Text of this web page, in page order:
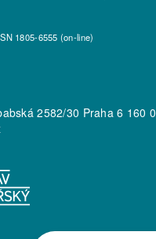
1805-6555 (on-line)
2582/30 Praha 6 160